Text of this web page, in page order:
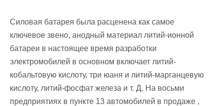
Силовая батарея была расценена как самое
ключевое звено, анодный материал литий-ионной
батареи в настоящее время разработки
электромобилей в основном включает литий-
кобальтовую кислоту, три юаня и литий-марганцевую
кислоту, литий-фосфат железа и т. Д. На восьми
предприятиях в пункте 13 автомобилей в продаже ,